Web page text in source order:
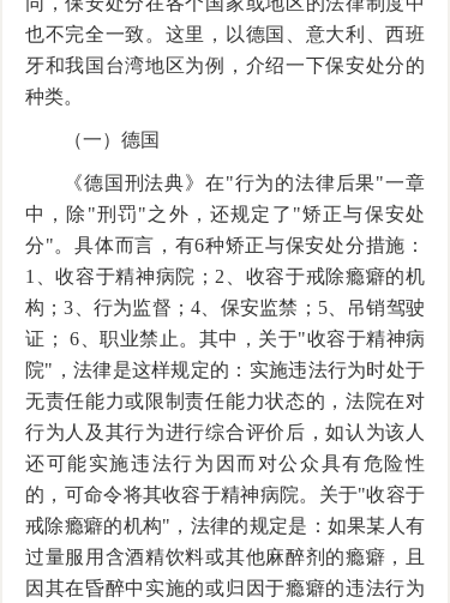
也不完全一致。这里，以德国、意大利、西班
牙和我国台湾地区为例，介绍一下保安处分的
种类。
（一）德国
《德国刑法典》在"行为的法律后果"一章
中，除"刑罚"之外，还规定了"矫正与保安处
分"。具体而言，有6种矫正与保安处分措施：
1、收容于精神病院；2、收容于戒除瘾癖的机
构；3、行为监督；4、保安监禁；5、吊销驾驶
证； 6、职业禁止。其中，关于"收容于精神病
院"，法律是这样规定的：实施违法行为时处于
无责任能力或限制责任能力状态的，法院在对
行为人及其行为进行综合评价后，如认为该人
还可能实施违法行为因而对公众具有危险性
的，可命令将其收容于精神病院。关于"收容于
戒除瘾癖的机构"，法律的规定是：如果某人有
过量服用含酒精饮料或其他麻醉剂的瘾癖，且
因其在昏醉中实施的或归因于瘾癖的违法行为